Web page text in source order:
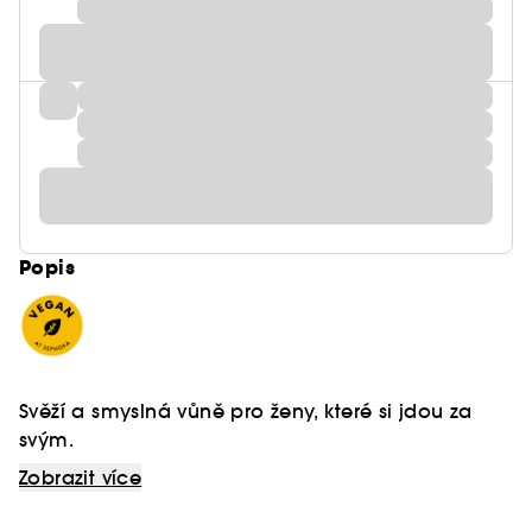
Popis
Svěží a smyslná vůně pro ženy, které si jdou za
svým.
Zobrazit více